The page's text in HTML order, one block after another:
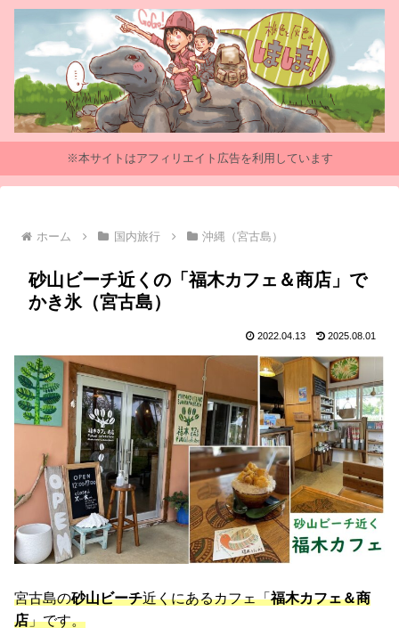
※本サイトはアフィリエイト広告を利用しています
ホーム 国内旅行 沖縄（宮古島）
砂山ビーチ近くの「福木カフェ＆商店」で
かき氷（宮古島）
2022.04.13 2025.08.01
宮古島の砂山ビーチ近くにあるカフェ「福木カフェ＆商
店」です。